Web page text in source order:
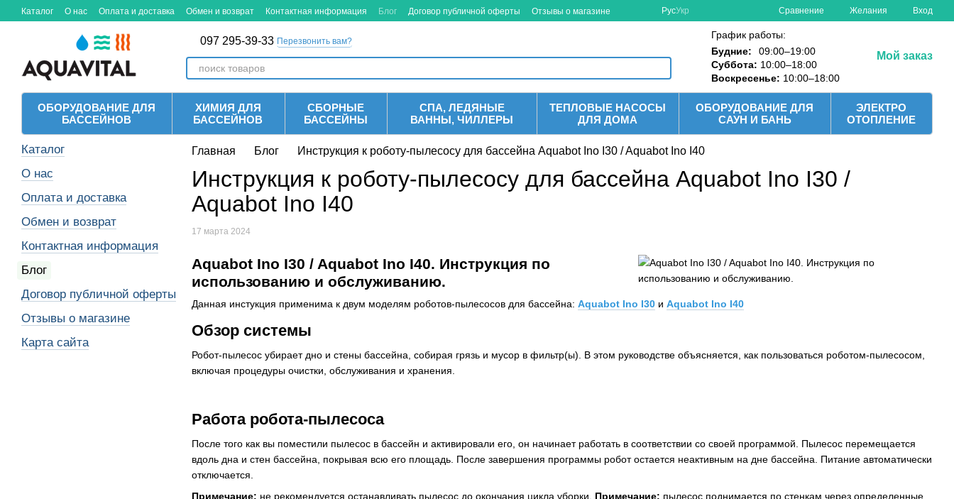
Перейти к основному контенту
Каталог О нас Оплата и доставка Обмен и возврат Контактная информация Блог Договор публичной оферты Отзывы о магазине РусУкр Сравнение Желания Вход
097 295-39-33 Перезвонить вам?
График работы:
Будние:
09:00–19:00
Суббота: 10:00–18:00
Воскресенье: 10:00–18:00
Мой заказ
ОБОРУДОВАНИЕ ДЛЯ
БАССЕЙНОВ
ХИМИЯ ДЛЯ
БАССЕЙНОВ
СБОРНЫЕ
БАССЕЙНЫ
СПА, ЛЕДЯНЫЕ
ВАННЫ, ЧИЛЛЕРЫ
ТЕПЛОВЫЕ НАСОСЫ
ДЛЯ ДОМА
ОБОРУДОВАНИЕ ДЛЯ
САУН И БАНЬ
ЭЛЕКТРО
ОТОПЛЕНИЕ
Главная Блог Инструкция к роботу-пылесосу для бассейна Aquabot Ino I30 / Aquabot Ino I40
Инструкция к роботу-пылесосу для бассейна Aquabot Ino I30 /
Aquabot Ino I40
17 марта 2024
Aquabot Ino I30 / Aquabot Ino I40. Инструкция по
использованию и обслуживанию.
Данная инстукция применима к двум моделям роботов-пылесосов для бассейна: Aquabot Ino I30 и Aquabot Ino I40
Обзор системы
Робот-пылесос убирает дно и стены бассейна, собирая грязь и мусор в фильтр(ы). В этом руководстве объясняется, как пользоваться роботом-пылесосом,
включая процедуры очистки, обслуживания и хранения.
Работа робота-пылесоса
После того как вы поместили пылесос в бассейн и активировали его, он начинает работать в соответствии со своей программой. Пылесос перемещается
вдоль дна и стен бассейна, покрывая всю его площадь. После завершения программы робот остается неактивным на дне бассейна. Питание автоматически
отключается.
Примечание: не рекомендуется останавливать пылесос до окончания цикла уборки. Примечание: пылесос поднимается по стенкам через определенные
Каталог
О нас
Оплата и доставка
Обмен и возврат
Контактная информация
Блог
Договор публичной оферты
Отзывы о магазине
Карта сайта